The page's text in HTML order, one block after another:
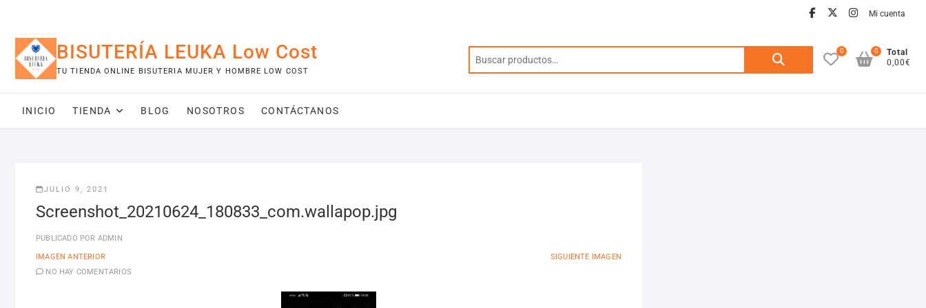
contenido
facebook
twitter
instagram
Mi cuenta
BISUTERÍA LEUKA Low Cost
TU TIENDA ONLINE BISUTERIA MUJER Y HOMBRE LOW COST
Buscar
0
Total
0,00€
0
INICIO TIENDA BLOG NOSOTROS CONTÁCTANOS
JULIO 9, 2021
Screenshot_20210624_180833_com.wallapop.jpg
PUBLICADO POR ADMIN
IMAGEN ANTERIOR
SIGUIENTE IMAGEN
NO HAY COMENTARIOS